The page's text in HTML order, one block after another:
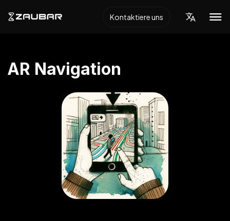
Kontaktiere uns
AR Navigation